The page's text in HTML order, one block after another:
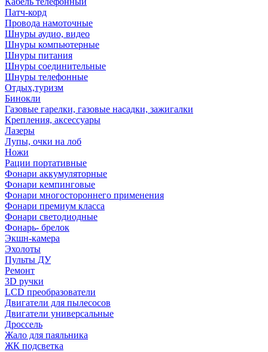
Патч-корд
Провода намоточные
Шнуры аудио, видео
Шнуры компьютерные
Шнуры питания
Шнуры соединительные
Шнуры телефонные
Отдых,туризм
Бинокли
Газовые гарелки, газовые насадки, зажигалки
Крепления, аксессуары
Лазеры
Лупы, очки на лоб
Ножи
Рации портативные
Фонари аккумуляторные
Фонари кемпинговые
Фонари многостороннего применения
Фонари премиум класса
Фонари светодиодные
Фонарь- брелок
Экшн-камера
Эхолоты
Пульты ДУ
Ремонт
3D ручки
LCD преобразователи
Двигатели для пылесосов
Двигатели универсальные
Дроссель
Жало для паяльника
ЖК подсветка